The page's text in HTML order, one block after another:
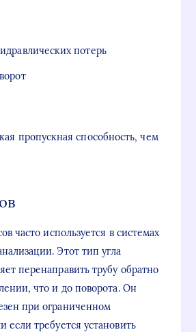
потерь
пропускная способность, чем
часто используется в системах
Этот тип угла
перенаправить трубу обратно
что и до поворота. Он
при ограниченном
если требуется установить